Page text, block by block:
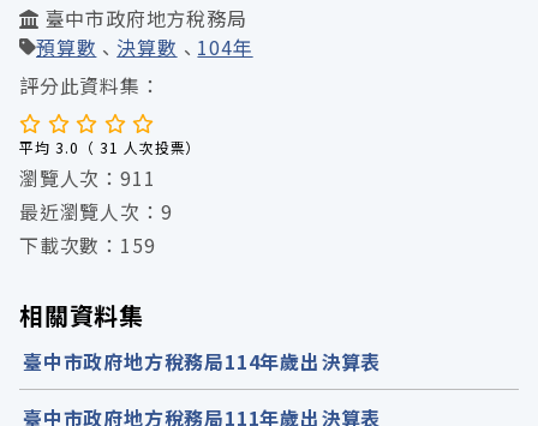
臺中市政府地方稅務局
預算數
決算數
104年
評分此資料集：
平均 3.0（ 31 人次投票）
瀏覽人次：911
最近瀏覽人次：9
下載次數：159
相關資料集
臺中市政府地方稅務局114年歲出決算表
臺中市政府地方稅務局111年歲出決算表